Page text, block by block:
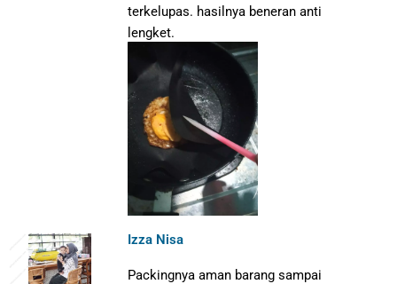
terkelupas. hasilnya beneran anti
lengket.
Izza Nisa
Packingnya aman barang sampai